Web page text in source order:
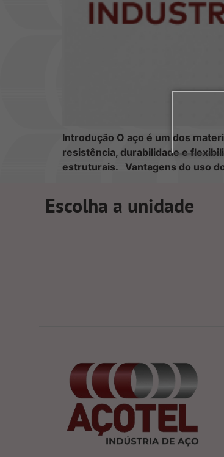
Introdução O aço é um dos
resistência, durabilidade e
estruturais. Vantagens do uso
Escolha a unidade